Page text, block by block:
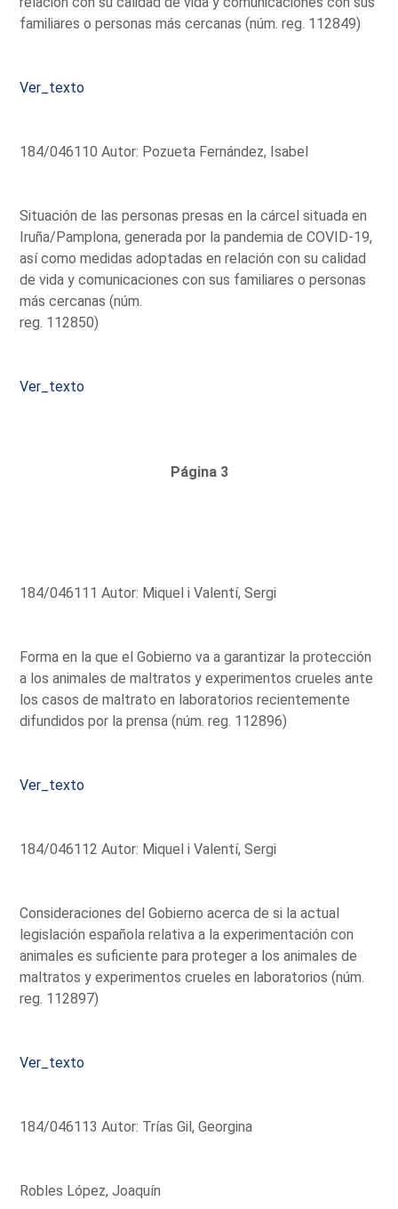
familiares o personas más cercanas (núm. reg. 112849)
Ver_texto
184/046110 Autor: Pozueta Fernández, Isabel
Situación de las personas presas en la cárcel situada en
Iruña/Pamplona, generada por la pandemia de COVID-19,
así como medidas adoptadas en relación con su calidad
de vida y comunicaciones con sus familiares o personas
más cercanas (núm.
reg. 112850)
Ver_texto
Página 3
184/046111 Autor: Miquel i Valentí, Sergi
Forma en la que el Gobierno va a garantizar la protección
a los animales de maltratos y experimentos crueles ante
los casos de maltrato en laboratorios recientemente
difundidos por la prensa (núm. reg. 112896)
Ver_texto
184/046112 Autor: Miquel i Valentí, Sergi
Consideraciones del Gobierno acerca de si la actual
legislación española relativa a la experimentación con
animales es suficiente para proteger a los animales de
maltratos y experimentos crueles en laboratorios (núm.
reg. 112897)
Ver_texto
184/046113 Autor: Trías Gil, Georgina
Robles López, Joaquín